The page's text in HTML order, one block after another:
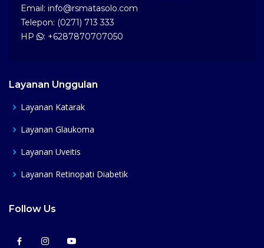
Email: info@rsmatasolo.com
Telepon: (0271) 713 333
HP
: +6287870707050
Layanan Unggulan
Layanan Katarak
Layanan Glaukoma
Layanan Uveitis
Layanan Retinopati Diabetik
Follow Us